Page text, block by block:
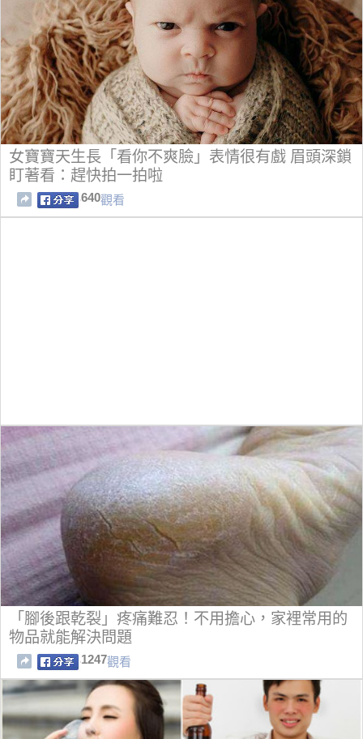
女寶寶天生長「看你不爽臉」表情很有戲 眉頭深鎖
盯著看：趕快拍一拍啦
640觀看
「腳後跟乾裂」疼痛難忍！不用擔心，家裡常用的
物品就能解決問題
1247觀看